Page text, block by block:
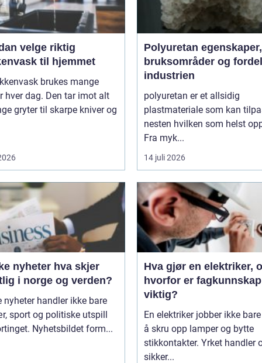
velge riktig
til hjemmet
brukes mange
hver dag. Den tar imot alt
gryter til skarpe kniver og
Polyuretan egenskaper,
bruksområder og
industrien
polyuretan er et allsidig
plastmateriale som kan
nesten hvilken som helst
Fra myk...
14 juli 2026
hva skjer
i norge og verden?
nyheter handler ikke bare
sport og politiske utspill
Nyhetsbildet form...
Hva gjør en elektriker,
hvorfor er
viktig?
En elektriker jobber ikke
å skru opp lamper og bytte
stikkontakter. Yrket handler
sikker...